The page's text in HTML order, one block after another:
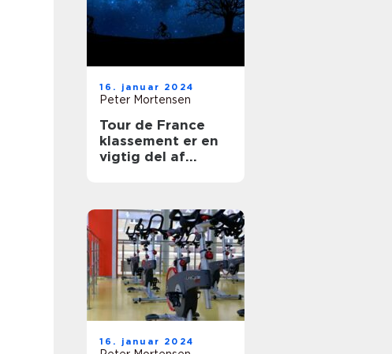
16. januar 2024
Peter Mortensen
Tour de France
klassement er en
vigtig del af
tusindvis af
tilskuere og tv-
seere hvert år
16. januar 2024